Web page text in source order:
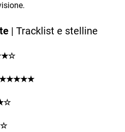
| Tracklist e stelline